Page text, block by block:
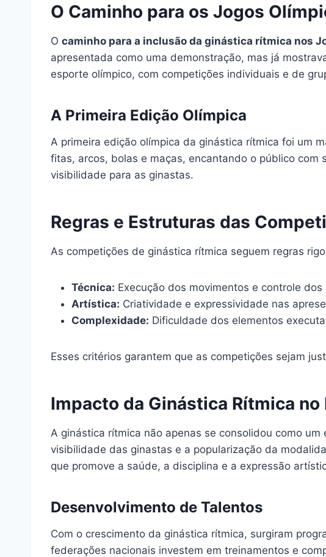
O Caminho para os Jogos
O caminho para a inclusão da ginástica rítmica nos
apresentada como uma demonstração, mas já
esporte olímpico, com competições individuais e de
A Primeira Edição Olímpica
A primeira edição olímpica da ginástica rítmica foi um
fitas, arcos, bolas e maças, encantando o público
visibilidade para as ginastas.
Regras e Estruturas das
As competições de ginástica rítmica seguem regras
Técnica: Execução dos movimentos e controle dos
Artística: Criatividade e expressividade nas
Complexidade: Dificuldade dos elementos
Esses critérios garantem que as competições sejam
Impacto da Ginástica Rítmica
A ginástica rítmica não apenas se consolidou como
visibilidade das ginastas e a popularização da
que promove a saúde, a disciplina e a expressão
Desenvolvimento de Talentos
Com o crescimento da ginástica rítmica, surgiram
federações nacionais investem em treinamentos e